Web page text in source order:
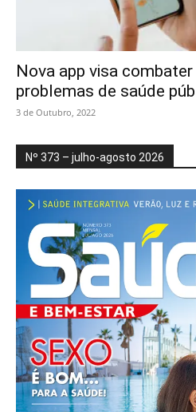
Nova app visa
problemas de saúde
3 de Outubro, 2022
Nº 373 – julho-agosto 2026